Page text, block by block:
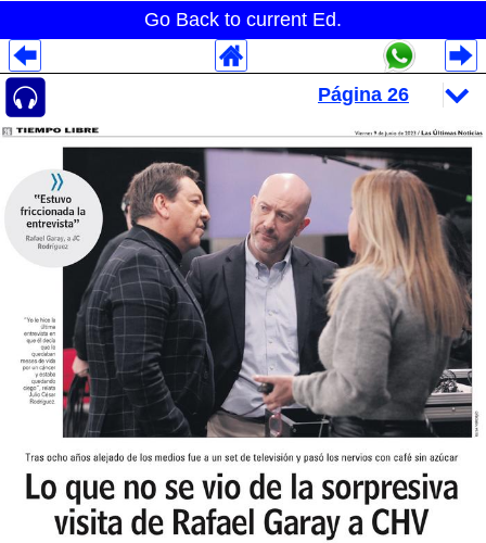
Go Back to current Ed.
Despliegues Analytics
Despliegues Totales
Despliegues por Rubros